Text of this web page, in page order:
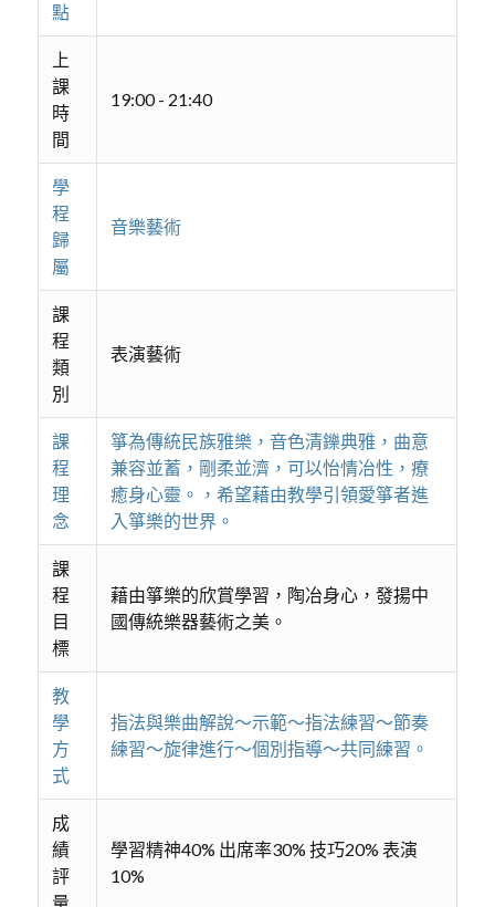
點
上
課
時
間
19:00 - 21:40
學
程
歸
屬
音樂藝術
課
程
類
別
表演藝術
課
程
理
念
箏為傳統民族雅樂，音色清鑠典雅，曲意
兼容並蓄，剛柔並濟，可以怡情冶性，療
癒身心靈。，希望藉由教學引領愛箏者進
入箏樂的世界。
課
程
目
標
藉由箏樂的欣賞學習，陶冶身心，發揚中
國傳統樂器藝術之美。
教
學
方
式
指法與樂曲解說～示範～指法練習～節奏
練習～旋律進行～個別指導～共同練習。
成
績
評
量
學習精神40% 出席率30% 技巧20% 表演
10%